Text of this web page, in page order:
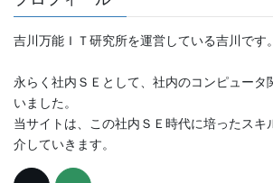
吉川万能ＩＴ研究所を運営している吉川です。
永らく社内ＳＥとして、社内のコンピュータ
いました。
当サイトは、この社内ＳＥ時代に培ったスキ
介していきます。